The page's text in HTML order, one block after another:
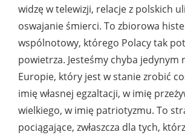
widzę w telewizji, relacje z polskich
oswajanie śmierci. To zbiorowa
wspólnotowy, którego Polacy tak
powietrza. Jesteśmy chyba jedynym
Europie, który jest w stanie zrobić
imię własnej egzaltacji, w imię
wielkiego, w imię patriotyzmu. To
pociągające, zwłaszcza dla tych,